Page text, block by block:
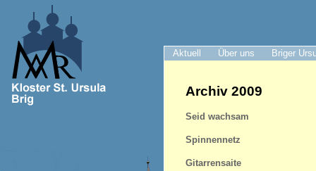
Aktuell Über uns Briger
Archiv 2009
Seid wachsam
Spinnennetz
Gitarrensaite